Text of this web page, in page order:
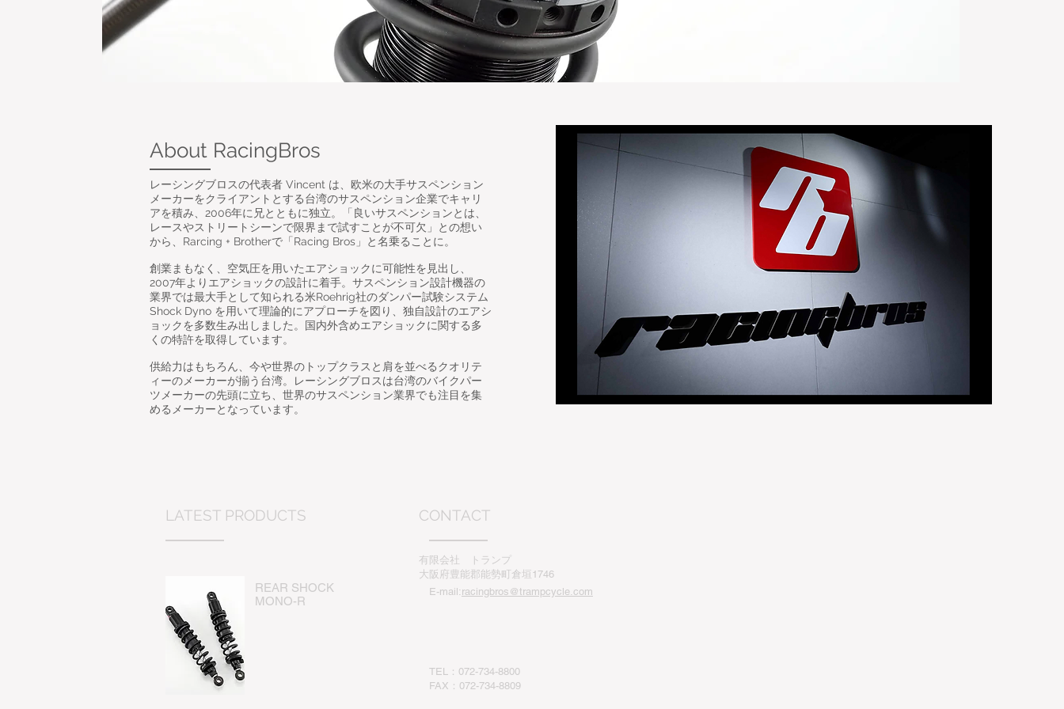
About RacingBros
レーシングブロスの代表者 Vincent は、欧米の大手サスペンション
メーカーをクライアントとする台湾のサスペンション企業でキャリ
アを積み、2006年に兄とともに独立。「良いサスペンションとは、
レースやストリートシーンで限界まで試すことが不可欠」との想い
から、Rarcing + Brotherで「Racing Bros」と名乗ることに。
創業まもなく、空気圧を用いたエアショックに可能性を見出し、
2007年よりエアショックの設計に着手。サスペンション設計機器の
業界では最大手として知られる米Roehrig社のダンパー試験システム
Shock Dyno を用いて理論的にアプローチを図り、独自設計のエアシ
ョックを多数生み出しました。国内外含めエアショックに関する多
くの特許を取得しています。
供給力はもちろん、今や世界のトップクラスと肩を並べるクオリテ
ィーのメーカーが揃う台湾。レーシングブロスは台湾のバイクパー
ツメーカーの先頭に立ち、世界のサスペンション業界でも注目を集
めるメーカーとなっています。
LATEST PRODUCTS
REAR SHOCK
​MONO-R
CONTACT
有限会社 トランプ
大阪府豊能郡能勢町倉垣1746
E-mail: racingbros@trampcycle.com
TEL：072-734-8800
​FAX：072-734-8809